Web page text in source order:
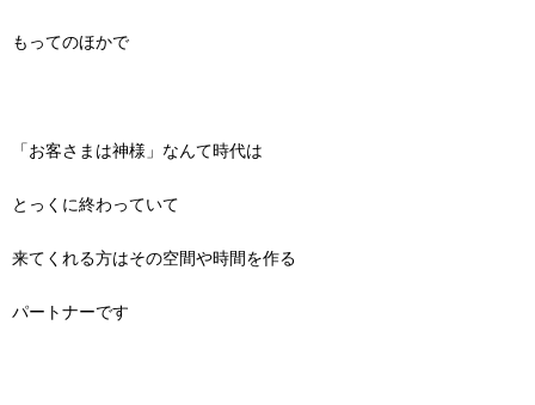
もってのほかで
「お客さまは神様」なんて時代は
とっくに終わっていて
来てくれる方はその空間や時間を作る
パートナーです